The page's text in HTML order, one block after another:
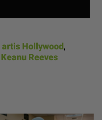
artis Hollywood,
Keanu Reeves